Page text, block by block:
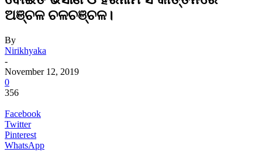
ଅଞ୍ଚଳ ଚଳଚଞ୍ଚଳ।
By
Nirikhyaka
-
November 12, 2019
0
356
Facebook
Twitter
Pinterest
WhatsApp